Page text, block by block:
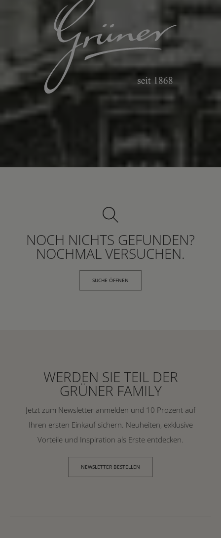
NOCH NICHTS GEFUNDEN?
NOCHMAL VERSUCHEN.
SUCHE ÖFFNEN
WERDEN SIE TEIL DER
GRÜNER FAMILY
Jetzt zum Newsletter anmelden und 10 Prozent auf
Ihren ersten Einkauf sichern. Neuheiten, exklusive
Vorteile und Inspiration als Erste entdecken.
NEWSLETTER BESTELLEN